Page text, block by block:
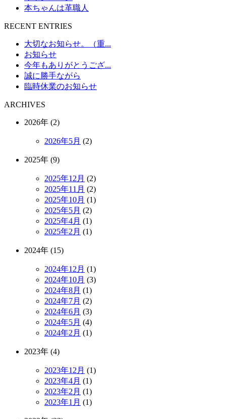
本ちゃんは革職人
RECENT ENTRIES
大切なお知らせ。（重...
お知らせ
今年もありがとうござ...
誠に勝手ながら
臨時休業のお知らせ
ARCHIVES
2026年 (2)
2026年5月 (2)
2025年 (9)
2025年12月 (2)
2025年11月 (2)
2025年10月 (1)
2025年5月 (2)
2025年4月 (1)
2025年2月 (1)
2024年 (15)
2024年12月 (1)
2024年10月 (3)
2024年8月 (1)
2024年7月 (2)
2024年6月 (3)
2024年5月 (4)
2024年2月 (1)
2023年 (4)
2023年12月 (1)
2023年4月 (1)
2023年2月 (1)
2023年1月 (1)